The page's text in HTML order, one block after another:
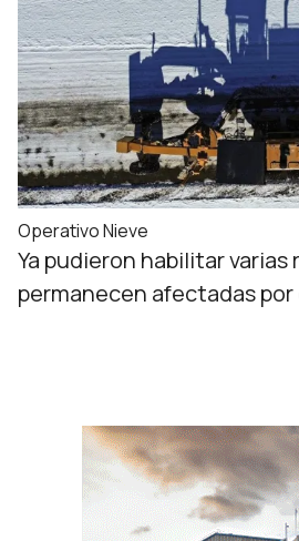
Operativo Nieve
Ya pudieron habilitar
permanecen afectadas